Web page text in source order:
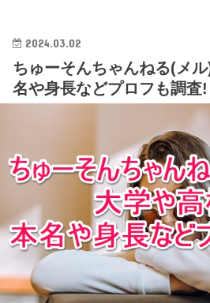
2024.03.02
ちゅーそんちゃんねる(メ
名や身長などプロフも調査!